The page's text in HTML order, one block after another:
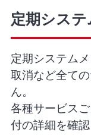
定期シス
定期システム
取消など全て
ん。
各種サービス
付の詳細を確認